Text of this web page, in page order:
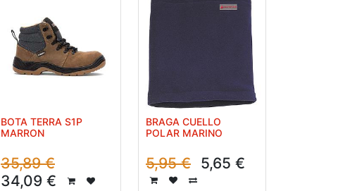
BOTA TERRA S1P
MARRON
35,89€
34,09 €
BRAGA CUELLO
POLAR MARINO
5,95€ 5,65 €